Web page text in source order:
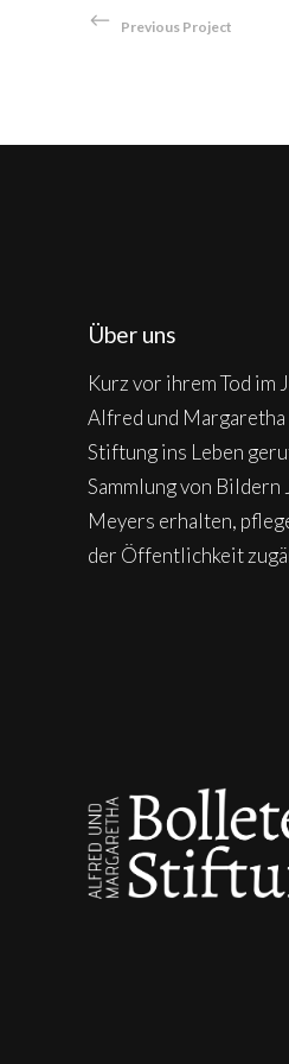
Previous Project
Über uns
Kurz vor ihrem Tod im
Alfred und
Stiftung ins Leben
Sammlung von Bildern
Meyers erhalten,
der Öffentlichkeit